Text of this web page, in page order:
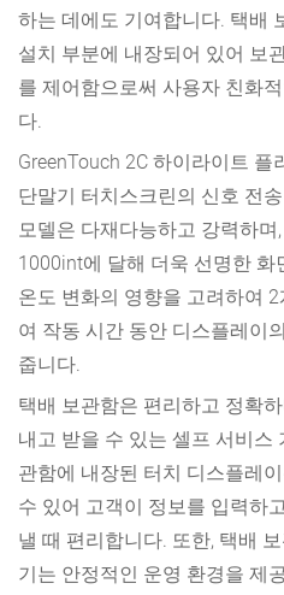
하는 데에도 기여합니다. 택배
설치 부분에 내장되어 있어 보
를 제어함으로써 사용자 친화
다.
GreenTouch 2C 하이라이트 플
단말기 터치스크린의 신호 전
모델은 다재다능하고 강력하며
1000int에 달해 더욱 선명한 화
온도 변화의 영향을 고려하여
여 작동 시간 동안 디스플레이
줍니다.
택배 보관함은 편리하고 정확
내고 받을 수 있는 셀프 서비스
관함에 내장된 터치 디스플레
수 있어 고객이 정보를 입력하
낼 때 편리합니다. 또한, 택배
기는 안정적인 운영 환경을 제